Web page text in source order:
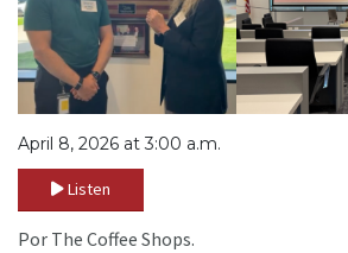
April 8, 2026 at 3:00 a.m.
Listen
Por The Coffee Shops.